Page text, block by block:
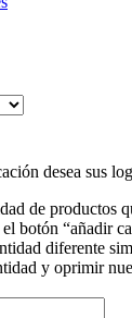
desea sus
de productos
botón “añadir
diferente
y oprimir